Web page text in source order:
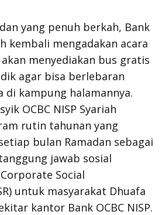
yang penuh berkah, Bank
kembali mengadakan acara
menyediakan bus gratis
agar bisa berlebaran
di kampung halamannya.
OCBC NISP Syariah
rutin tahunan yang
bulan Ramadan sebagai
jawab sosial
Corporate Social
untuk masyarakat Dhuafa
kantor Bank OCBC NISP.